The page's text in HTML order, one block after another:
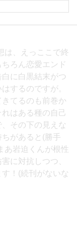
は、えっここで終
ろん恋愛エンド
に白黒結末がつ
するのですが。
てるのも前巻か
はある種の自己
その下の見えな
があると(勝手
あ岩迫くんが根性
に対抗しつつ、
！(続刊がないな